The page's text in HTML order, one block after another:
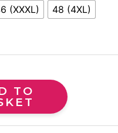
(XXXL) 48 (4XL)
TO